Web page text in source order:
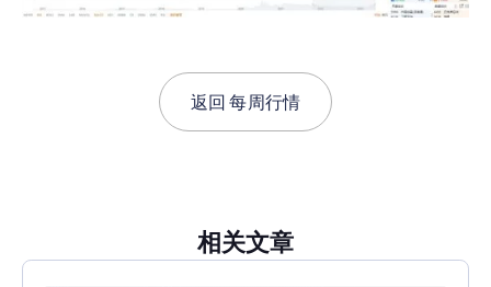
返回每周行情
相关文章